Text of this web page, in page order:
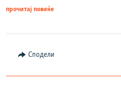
прочитај повеќе
Сподели